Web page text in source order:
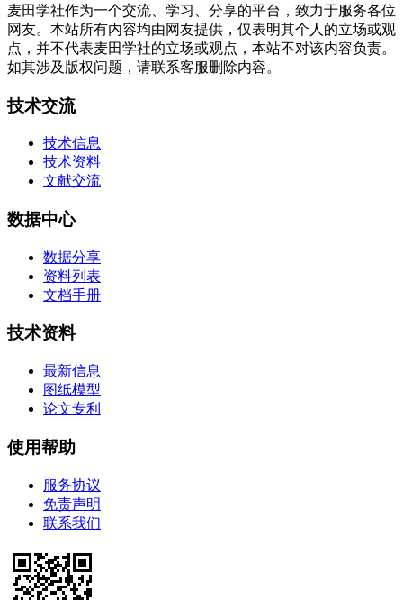
麦田学社作为一个交流、学习、分享的平台，致力于服务各位
网友。本站所有内容均由网友提供，仅表明其个人的立场或观
点，并不代表麦田学社的立场或观点，本站不对该内容负责。
如其涉及版权问题，请联系客服删除内容。
技术交流
技术信息
技术资料
文献交流
数据中心
数据分享
资料列表
文档手册
技术资料
最新信息
图纸模型
论文专利
使用帮助
服务协议
免责声明
联系我们